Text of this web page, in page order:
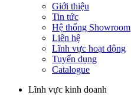
Giới thiệu
Tin tức
Hệ thống Showroom
Liên hệ
Lĩnh vực hoạt động
Tuyển dụng
Catalogue
Lĩnh vực kinh doanh